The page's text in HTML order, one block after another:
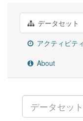
データセット
アクティビテ
About